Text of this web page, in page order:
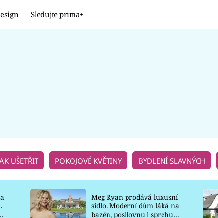
Sledujte prima+
UŠETŘIT POKOJOVÉ KVĚTINY BYDLENÍ SLAVNÝCH
Meg Ryan prodává luxusní
sídlo. Moderní dům láká na
bazén, posilovnu i sprchu